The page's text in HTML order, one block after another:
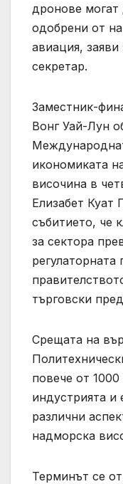
дронове
одобрени от
авиация,
секретар.
Заместник-
Вонг Уай-Лун
икономиката
височина в
Елизабет Куат
събитието, че
за сектора
регулаторната
търговски
Срещата на
повече от
индустрията и
различни
надморска
Терминът се